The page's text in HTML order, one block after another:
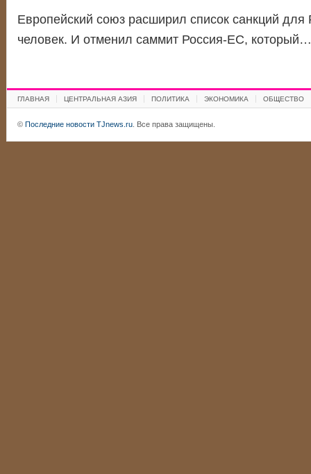
Европейский союз расширил список санкций для
человек. И отменил саммит Россия-ЕС, который…
ГЛАВНАЯ ЦЕНТРАЛЬНАЯ АЗИЯ ПОЛИТИКА ЭКОНОМИКА ОБЩЕСТВО
© Последние новости TJnews.ru. Все права защищены.